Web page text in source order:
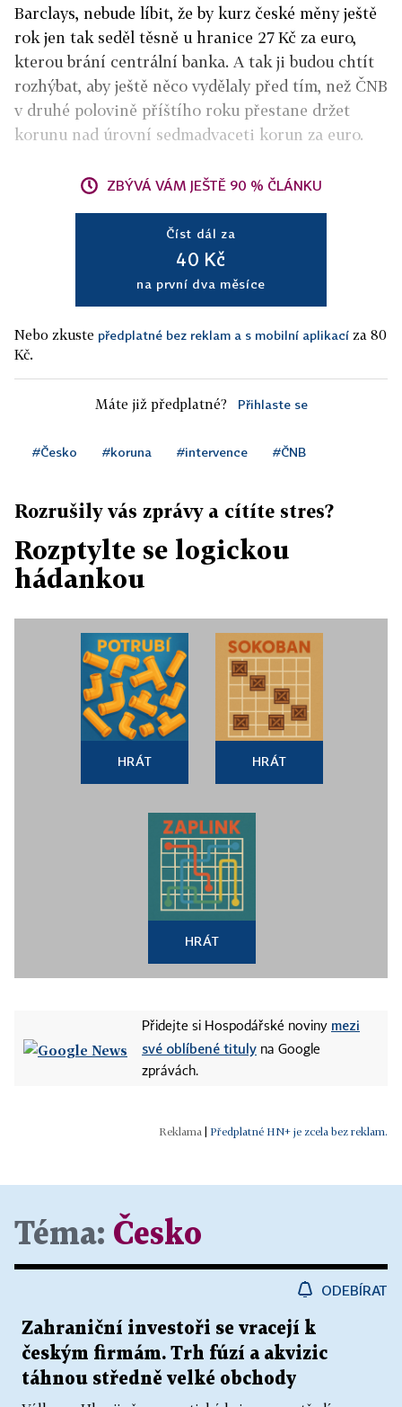
Barclays, nebude líbit, že by kurz české měny ještě
rok jen tak seděl těsně u hranice 27 Kč za euro,
kterou brání centrální banka. A tak ji budou chtít
rozhýbat, aby ještě něco vydělaly před tím, než ČNB
v druhé polovině příštího roku přestane držet
korunu nad úrovní sedmadvaceti korun za euro.
ZBÝVÁ VÁM JEŠTĚ 90 % ČLÁNKU
Číst dál za
40 Kč
na první dva měsíce
Nebo zkuste předplatné bez reklam a s mobilní aplikací za 80
Kč.
Máte již předplatné? Přihlaste se
#Česko #koruna #intervence #ČNB
Rozrušily vás zprávy a cítíte stres?
Rozptylte se logickou
hádankou
HRÁT HRÁT
HRÁT
Přidejte si Hospodářské noviny mezi
své oblíbené tituly na Google
zprávách.
Předplatné HN+ je zcela bez reklam.
Téma: Česko
ODEBÍRAT
Zahraniční investoři se vracejí k
českým firmám. Trh fúzí a akvizic
táhnou středně velké obchody